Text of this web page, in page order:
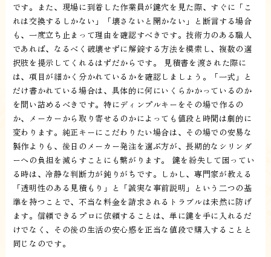
です。また、現場に到着した作業員が鍵穴を見た際、すぐに「こ
れは交換するしかない」「壊さないと開かない」と断言する場合
も、一度立ち止まって理由を確認すべきです。技術力のある職人
であれば、なるべく破壊せずに解錠する方法を模索し、複数の選
択肢を提示してくれるはずだからです。 見積書を渡された際に
は、項目が細かく分かれているかを確認しましょう。「一式」と
だけ書かれている場合は、具体的に何にいくらかかっているのか
を問い詰めるべきです。特にディンプルキーをその場で作るの
か、メーカーから取り寄せるのかによっても値段と時間は劇的に
変わります。純正キーにこだわりたい場合は、その場での安易な
製作よりも、後日のメーカー発注を選ぶ方が、長期的なシリンダ
ーへの負担を減らすことにも繋がります。 鍵を紛失して困ってい
る時は、冷静な判断力が鈍りがちです。しかし、専門家が教える
「透明性のある見積もり」と「誠実な事前説明」という二つの基
準を持つことで、不当な料金を請求されるトラブルは未然に防げ
ます。信頼できるプロに依頼することは、単に鍵を手に入れるだ
けでなく、その後の生活の安心感を正当な値段で購入することと
同じなのです。